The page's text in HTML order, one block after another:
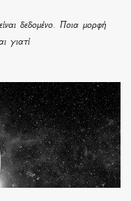
δεδομένο. Ποια μορφή
γιατί